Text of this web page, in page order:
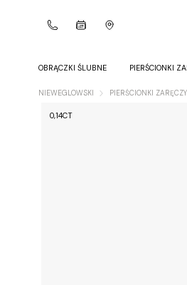
OBRĄCZKI ŚLUBNE PIERŚCIONKI
NIEWEGLOWSKI PIERŚCIONKI
0,14CT